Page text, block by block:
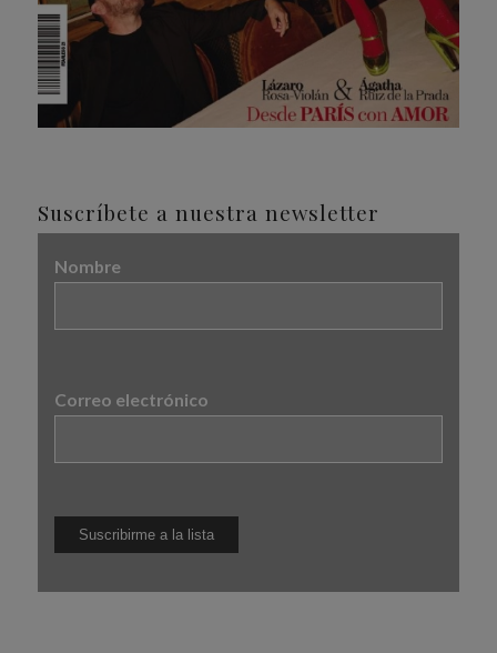
Suscríbete a nuestra newsletter
Nombre
Correo electrónico